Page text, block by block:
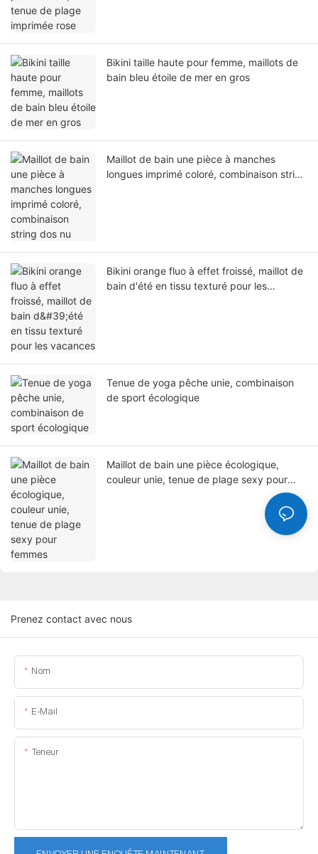
Bikini taille haute pour femme, maillots de
bain bleu étoile de mer en gros
Maillot de bain une pièce à manches
longues imprimé coloré, combinaison string
Bikini orange fluo à effet froissé, maillot de
bain d'été en tissu texturé pour les
Tenue de yoga pêche unie, combinaison
de sport écologique
Maillot de bain une pièce écologique,
couleur unie, tenue de plage sexy pour
Prenez contact avec nous
Nom
E-Mail
Teneur